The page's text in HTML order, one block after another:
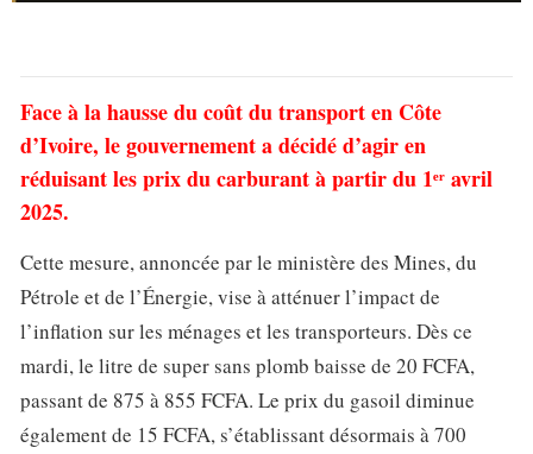
Face à la hausse du coût du transport en Côte
d’Ivoire, le gouvernement a décidé d’agir en
réduisant les prix du carburant à partir du 1ᵉʳ avril
2025.
Cette mesure, annoncée par le ministère des Mines, du
Pétrole et de l’Énergie, vise à atténuer l’impact de
l’inflation sur les ménages et les transporteurs. Dès ce
mardi, le litre de super sans plomb baisse de 20 FCFA,
passant de 875 à 855 FCFA. Le prix du gasoil diminue
également de 15 FCFA, s’établissant désormais à 700